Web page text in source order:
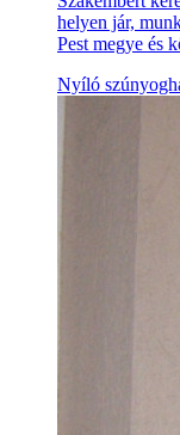
helyen jár,
Pest megye és
Nyíló